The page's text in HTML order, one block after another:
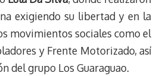
exigiendo su libertad y en la
movimientos sociales como el
y Frente Motorizado, así
del grupo Los Guaraguao.